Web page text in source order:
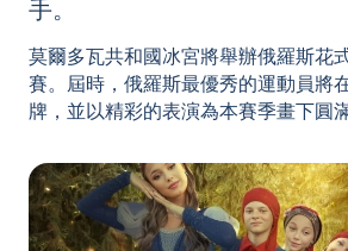
手。
莫爾多瓦共和國冰宮將舉辦俄羅斯花
賽。屆時，俄羅斯最優秀的運動員將
牌，並以精彩的表演為本賽季畫下圓